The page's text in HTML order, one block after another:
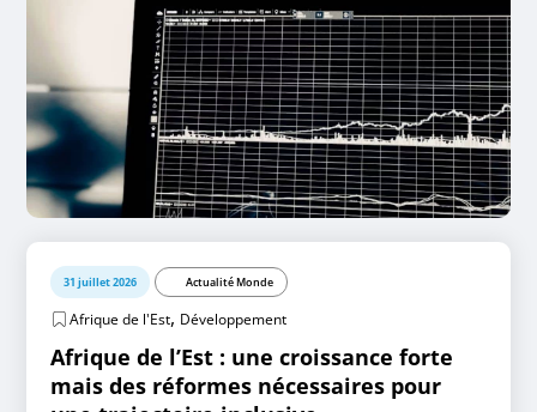
31 juillet 2026 Actualité Monde
Afrique de l'Est, Développement
Afrique de l’Est : une croissance forte
mais des réformes nécessaires pour